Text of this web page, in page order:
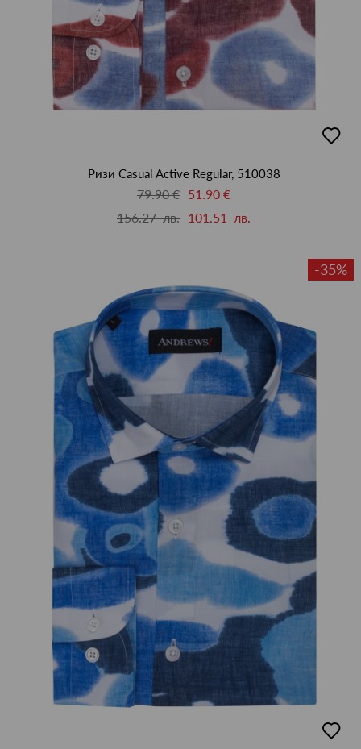
в
Ризи Casual Active Regular, 510038
79.90 € 51.90 €
156.27 лв. 101.51 лв.
-35%
в